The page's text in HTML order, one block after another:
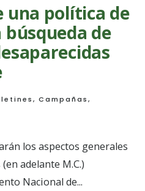
una política de
de
, Campañas,
los aspectos generales
adelante M.C.)
Nacional de...